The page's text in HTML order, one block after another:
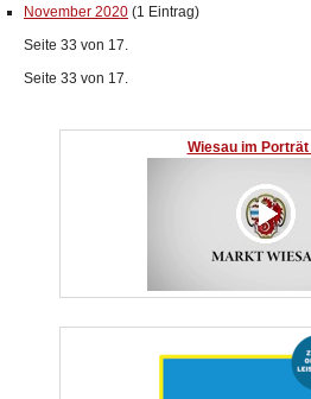
November 2020 (1 Eintrag)
Seite 33 von 17.
Seite 33 von 17.
Wiesau im Porträt